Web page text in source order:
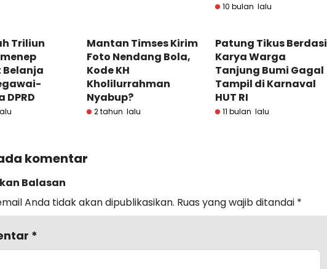
10 bulan lalu
Triliun
Belanja
Mantan Timses Kirim
Foto Nendang Bola,
Kode KH
Kholilurrahman
Nyabup?
2 tahun lalu
Patung Tikus Berdasi
Karya Warga
Tanjung Bumi Gagal
Tampil di Karnaval
HUT RI
11 bulan lalu
komentar
Balasan
Anda tidak akan dipublikasikan. Ruas yang wajib ditandai *
*